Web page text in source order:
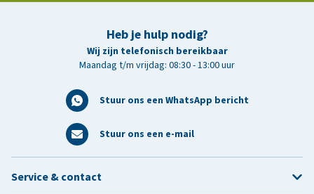
Heb je hulp nodig?
Wij zijn telefonisch bereikbaar
Maandag t/m vrijdag: 08:30 - 13:00 uur
Stuur ons een WhatsApp bericht
Stuur ons een e-mail
Service & contact